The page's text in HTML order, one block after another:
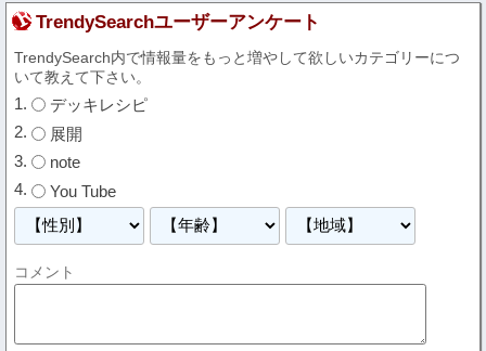
TrendySearchユーザーアンケート
TrendySearch内で情報量をもっと増やして欲しいカテゴリーにつ
いて教えて下さい。
デッキレシピ
展開
note
You Tube
コメント